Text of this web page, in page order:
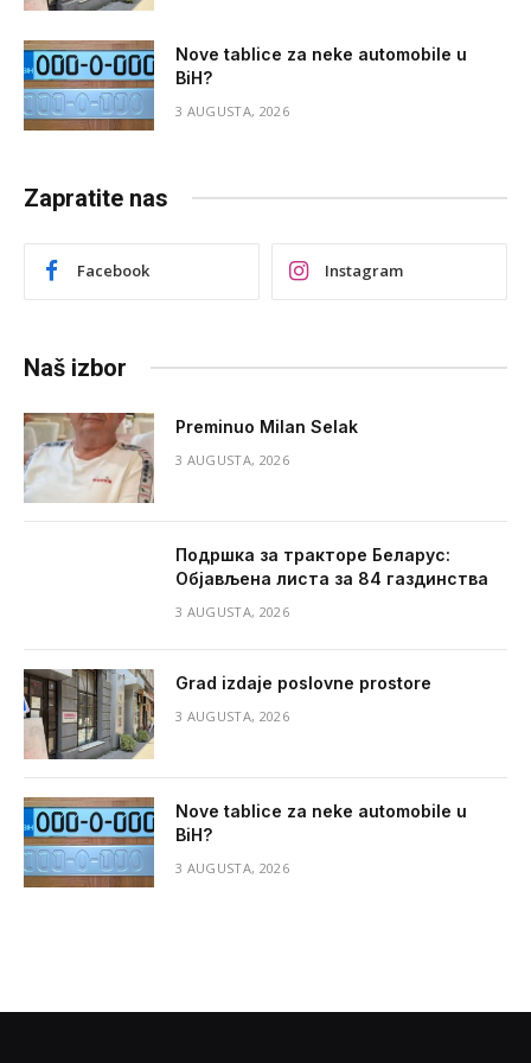
Nove tablice za neke automobile u
BiH?
3 AUGUSTA, 2026
Zapratite nas
Facebook Instagram
Naš izbor
Preminuo Milan Selak
3 AUGUSTA, 2026
Подршка за тракторе Беларус:
Објављена листа за 84 газдинства
3 AUGUSTA, 2026
Grad izdaje poslovne prostore
3 AUGUSTA, 2026
Nove tablice za neke automobile u
BiH?
3 AUGUSTA, 2026